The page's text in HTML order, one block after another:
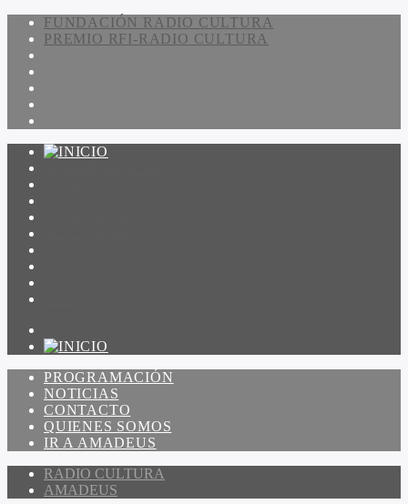
FUNDACIÓN RADIO CULTURA
PREMIO RFI-RADIO CULTURA
PROGRAMACIÓN
NOTICIAS
CONTACTO
QUIENES SOMOS
IR A AMADEUS
RADIO CULTURA
AMADEUS